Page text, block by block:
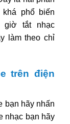
khá phổ biến
giờ tắt nhạc
làm theo chỉ
trên điện
bạn hãy nhấn
nhạc bạn hãy